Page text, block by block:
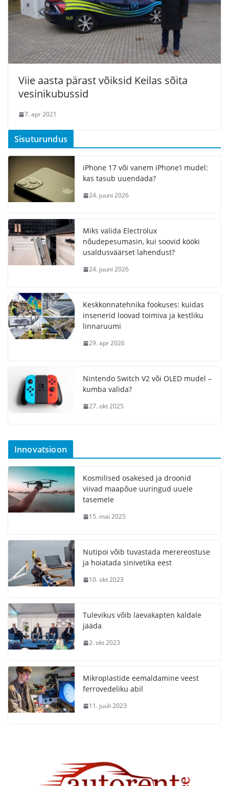
Viie aasta pärast võiksid Keilas sõita
vesinikubussid
7. apr 2021
Sisuturundus
iPhone 17 või vanem iPhone’i mudel:
kas tasub uuendada?
24. juuni 2026
Miks valida Electrolux
nõudepesumasin, kui soovid kööki
usaldusväärset lahendust?
24. juuni 2026
Keskkonnatehnika fookuses: kuidas
insenerid loovad toimiva ja kestliku
linnaruumi
29. apr 2026
Nintendo Switch V2 või OLED mudel –
kumba valida?
27. okt 2025
Innovatsioon
Kosmilised osakesed ja droonid
viivad maapõue uuringud uuele
tasemele
15. mai 2025
Nutipoi võib tuvastada merereostuse
ja hoiatada sinivetika eest
10. okt 2023
Tulevikus võib laevakapten kaldale
jääda
2. okt 2023
Mikroplastide eemaldamine veest
ferrovedeliku abil
11. juuli 2023